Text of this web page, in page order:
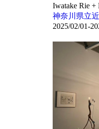
Iwatake Rie +
神奈川県立
2025/02/01-